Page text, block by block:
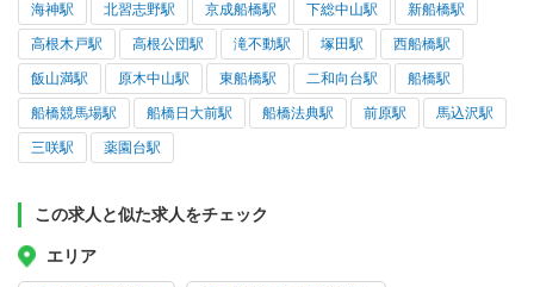
海神駅 北習志野駅 京成船橋駅 下総中山駅 新船橋駅
高根木戸駅 高根公団駅 滝不動駅 塚田駅 西船橋駅
飯山満駅 原木中山駅 東船橋駅 二和向台駅 船橋駅
船橋競馬場駅 船橋日大前駅 船橋法典駅 前原駅 馬込沢駅
三咲駅 薬園台駅
この求人と似た求人をチェック
エリア